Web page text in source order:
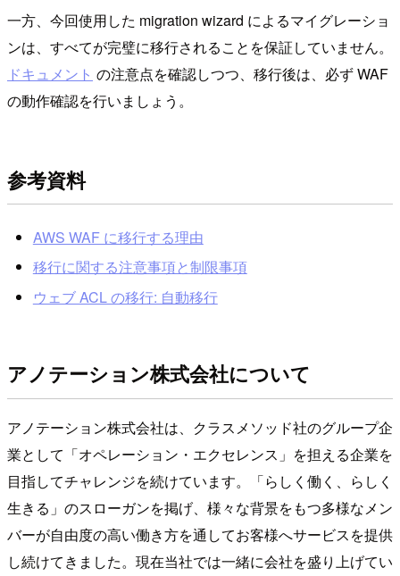
一方、今回使用した migration wizard によるマイグレーショ
ンは、すべてが完璧に移行されることを保証していません。
ドキュメント の注意点を確認しつつ、移行後は、必ず WAF
の動作確認を行いましょう。
参考資料
AWS WAF に移行する理由
移行に関する注意事項と制限事項
ウェブ ACL の移行: 自動移行
アノテーション株式会社について
アノテーション株式会社は、クラスメソッド社のグループ企
業として「オペレーション・エクセレンス」を担える企業を
目指してチャレンジを続けています。「らしく働く、らしく
生きる」のスローガンを掲げ、様々な背景をもつ多様なメン
バーが自由度の高い働き方を通してお客様へサービスを提供
し続けてきました。現在当社では一緒に会社を盛り上げてい